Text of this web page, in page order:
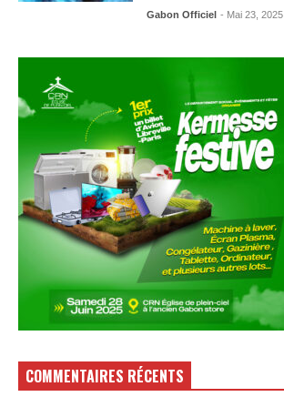
Gabon Officiel - Mai 23, 2025
COMMENTAIRES RÉCENTS